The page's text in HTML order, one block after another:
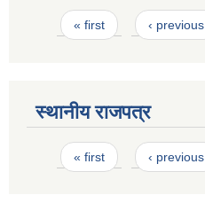
Pages
« first ‹ previous
स्थानीय राजपत्र
Pages
« first ‹ previous